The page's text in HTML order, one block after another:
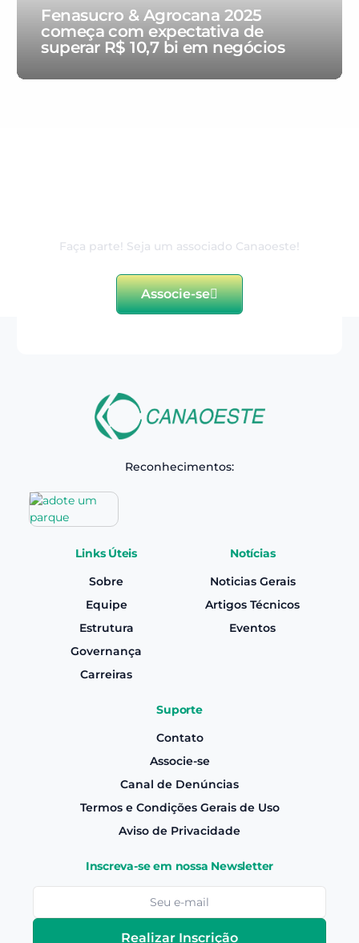
Fenasucro & Agrocana 2025
começa com expectativa de
superar R$ 10,7 bi em negócios
Faça parte! Seja um associado Canaoeste!
Associe-se
Reconhecimentos:
Links Úteis
Sobre
Equipe
Estrutura
Governança
Carreiras
Notícias
Noticias Gerais
Artigos Técnicos
Eventos
Suporte
Contato
Associe-se
Canal de Denúncias
Termos e Condições Gerais de Uso
Aviso de Privacidade
Inscreva-se em nossa Newsletter
Realizar Inscrição